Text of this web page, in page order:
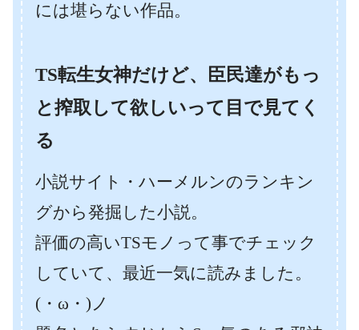
には堪らない作品。
TS転生女神だけど、臣民達がもっ
と搾取して欲しいって目で見てく
る
小説サイト・ハーメルンのランキン
グから発掘した小説。
評価の高いTSモノって事でチェック
していて、最近一気に読みました。
(・ω・)ノ